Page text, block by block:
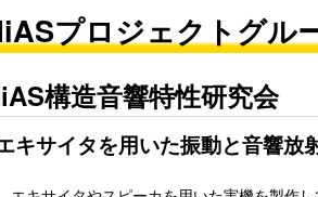
プロジェクトグル
構造音響特性研究会
キサイタを用いた振動と音響放